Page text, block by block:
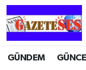
GÜNDEM